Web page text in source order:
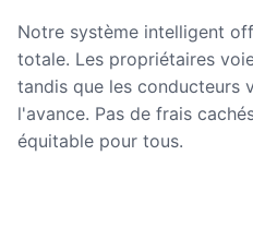
Notre système intelligent
totale. Les propriétaires
tandis que les conducteurs
l'avance. Pas de frais
équitable pour tous.